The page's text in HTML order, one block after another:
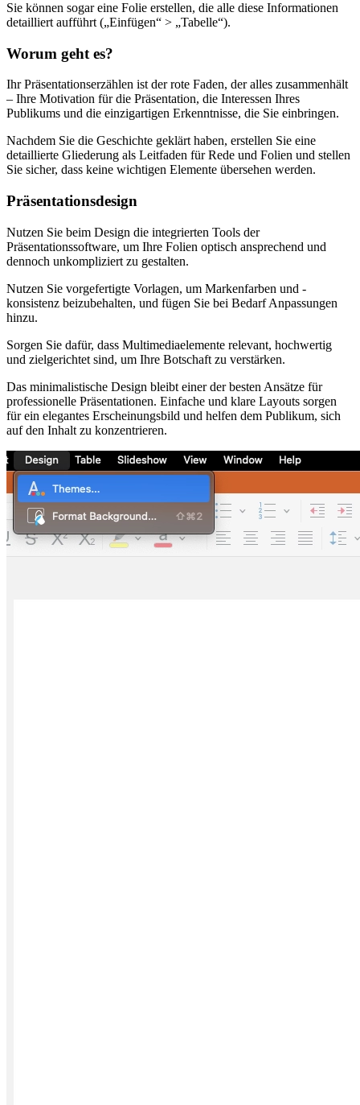
Sie können sogar eine Folie erstellen, die alle diese Informationen
detailliert aufführt („Einfügen“ > „Tabelle“).
Worum geht es?
Ihr Präsentationserzählen ist der rote Faden, der alles zusammenhält
– Ihre Motivation für die Präsentation, die Interessen Ihres
Publikums und die einzigartigen Erkenntnisse, die Sie einbringen.
Nachdem Sie die Geschichte geklärt haben, erstellen Sie eine
detaillierte Gliederung als Leitfaden für Rede und Folien und stellen
Sie sicher, dass keine wichtigen Elemente übersehen werden.
Präsentationsdesign
Nutzen Sie beim Design die integrierten Tools der
Präsentationssoftware, um Ihre Folien optisch ansprechend und
dennoch unkompliziert zu gestalten.
Nutzen Sie vorgefertigte Vorlagen, um Markenfarben und -
konsistenz beizubehalten, und fügen Sie bei Bedarf Anpassungen
hinzu.
Sorgen Sie dafür, dass Multimediaelemente relevant, hochwertig
und zielgerichtet sind, um Ihre Botschaft zu verstärken.
Das minimalistische Design bleibt einer der besten Ansätze für
professionelle Präsentationen. Einfache und klare Layouts sorgen
für ein elegantes Erscheinungsbild und helfen dem Publikum, sich
auf den Inhalt zu konzentrieren.